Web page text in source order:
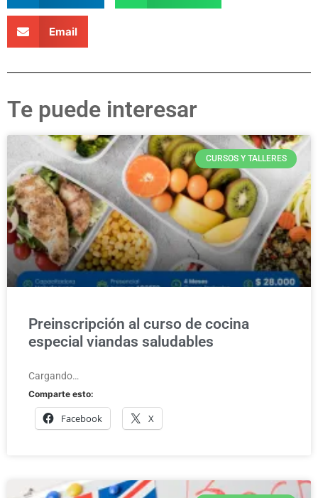
Email
Te puede interesar
CURSOS Y TALLERES
Preinscripción al curso de cocina
especial viandas saludables
Cargando…
Comparte esto:
Facebook X